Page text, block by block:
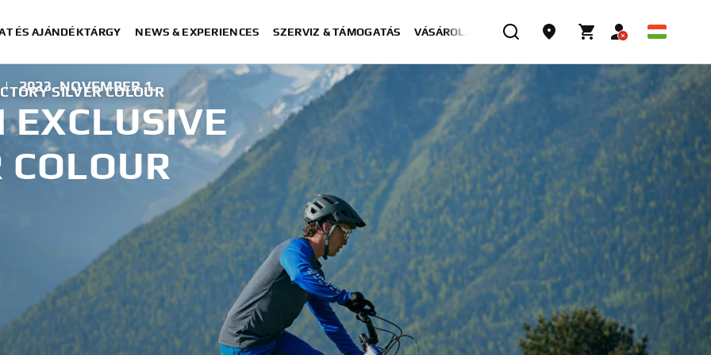
ÉS AJÁNDÉKTÁRGY NEWS & EXPERIENCES SZERVIZ & TÁMOGATÁS VÁSÁROLJON MOST
SILVER COLOUR
| 2023. NOVEMBER 1.
EXCLUSIVE